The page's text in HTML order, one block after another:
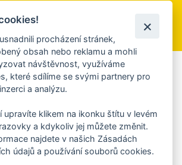
Přihlásit se k odběru
Mobilní rozhlas
do svého mobilu či mailu upozornění na
na kulturní a sportovní akce?
informací o aplikaci
procházení stránek,
obsah nebo reklamu a mohli
návštěvnost, využíváme
které sdílíme se svými partnery pro
a analýzu.
upravíte klikem na ikonku štítu v levém
a kdykoliv jej můžete změnit.
najdete v našich Zásadách
údajů a používání souborů cookies.